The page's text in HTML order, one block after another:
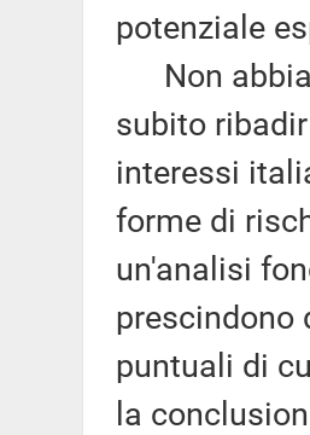
potenziale
Non
subito
interessi
forme di
un'analisi
prescindono
puntuali di
la